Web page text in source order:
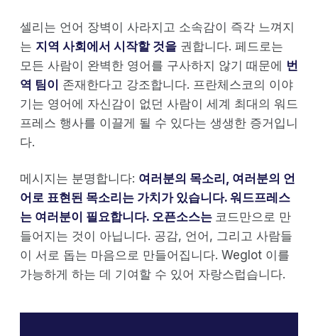
셀리는 언어 장벽이 사라지고 소속감이 즉각 느껴지
는 지역 사회에서 시작할 것을 권합니다. 페드로는
모든 사람이 완벽한 영어를 구사하지 않기 때문에 번
역 팀이
존재한다고 강조합니다. 프란체스코의 이야
기는 영어에 자신감이 없던 사람이 세계 최대의 워드
프레스 행사를 이끌게 될 수 있다는 생생한 증거입니
다.
메시지는 분명합니다: 여러분의 목소리, 여러분의 언
어로 표현된 목소리는 가치가 있습니다. 워드프레스
는 여러분이 필요합니다. 오픈소스는 코드만으로 만
들어지는 것이 아닙니다. 공감, 언어, 그리고 사람들
이 서로 돕는 마음으로 만들어집니다. Weglot 이를
가능하게 하는 데 기여할 수 있어 자랑스럽습니다.